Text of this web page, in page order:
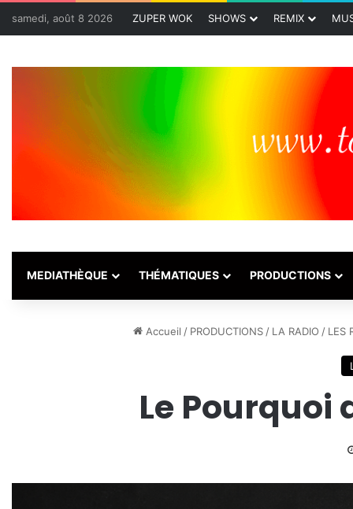
samedi, août 8 2026 ZUPER WOK SHOWS REMIX
MEDIATHÈQUE THÉMATIQUES PRODUCTIONS
Accueil / PRODUCTIONS / LA RADIO / LES
Le Pourquoi